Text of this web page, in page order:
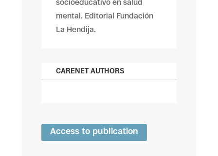
socioeducativo en salud
mental. Editorial Fundación
La Hendija.
CARENET AUTHORS
Access to publication